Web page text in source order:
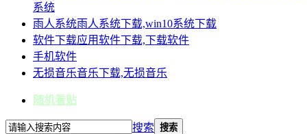
系统
雨人系统雨人系统下载,win10系统下载
软件下载应用软件下载,下载软件
手机软件
无损音乐音乐下载,无损音乐
随机看贴
搜索 搜索